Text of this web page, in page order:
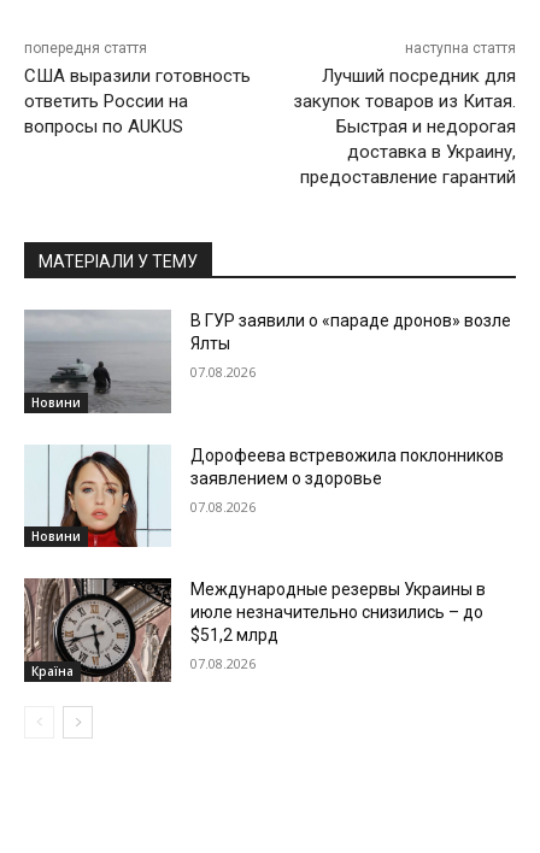
попередня стаття
США выразили готовность
ответить России на
вопросы по AUKUS
наступна стаття
Лучший посредник для
закупок товаров из Китая.
Быстрая и недорогая
доставка в Украину,
предоставление гарантий
МАТЕРІАЛИ У ТЕМУ
Новини
В ГУР заявили о «параде дронов» возле
Ялты
07.08.2026
Новини
Дорофеева встревожила поклонников
заявлением о здоровье
07.08.2026
Країна
Международные резервы Украины в
июле незначительно снизились – до
$51,2 млрд
07.08.2026